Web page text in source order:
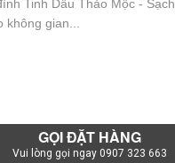
Tinh Dầu Thảo Mộc - Sạch
gian...
GỌI ĐẶT HÀNG
Vui lòng gọi ngay 0907 323 663